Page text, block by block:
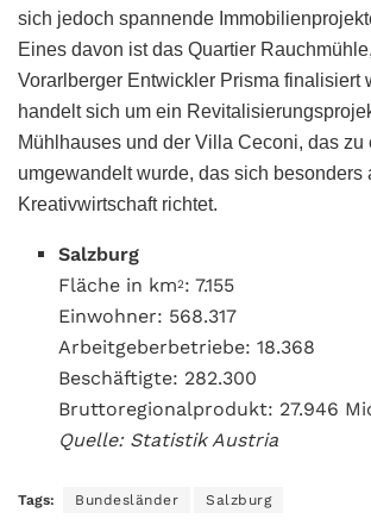
sich jedoch spannende
Eines davon ist das Quartier
Vorarlberger Entwickler Prisma finalisiert
handelt sich um ein
Mühlhauses und der Villa Ceconi, das zu
umgewandelt wurde, das sich besonders
Kreativwirtschaft richtet.
Salzburg
Fläche in km2: 7.155
Einwohner: 568.317
Arbeitgeberbetriebe: 18.368
Beschäftigte: 282.300
Bruttoregionalprodukt: 27.946
Quelle: Statistik Austria
Tags: Bundesländer Salzburg